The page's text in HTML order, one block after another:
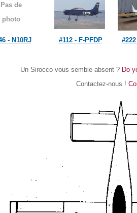
Pas de
photo
- N10RJ #112 - F-PFDP
Un Sirocco vous semble absent ?Do
Contactez-nous !